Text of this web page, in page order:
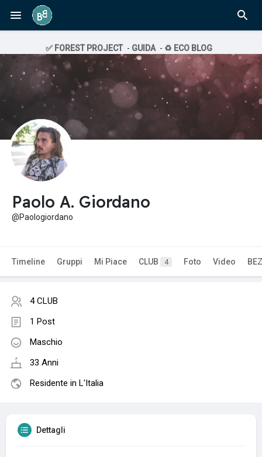
✅ FOREST PROJECT - GUIDA - ♻️ ECO BLOG
Paolo A. Giordano
@Paologiordano
Timeline Gruppi Mi Piace CLUB 4 Foto Video BEZ
4 CLUB
1 Post
Maschio
33 Anni
Residente in L'Italia
Dettagli